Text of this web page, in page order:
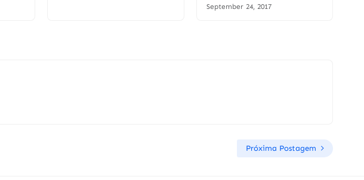
September 24, 2017
Próxima Postagem